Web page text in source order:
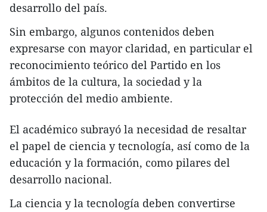
desarrollo del país.
Sin embargo, algunos contenidos deben
expresarse con mayor claridad, en particular el
reconocimiento teórico del Partido en los
ámbitos de la cultura, la sociedad y la
protección del medio ambiente.
El académico subrayó la necesidad de resaltar
el papel de ciencia y tecnología, así como de la
educación y la formación, como pilares del
desarrollo nacional.
La ciencia y la tecnología deben convertirse